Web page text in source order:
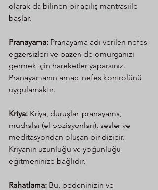
olarak da bilinen bir açılış mantrasıile
başlar.
Pranayama: Pranayama adı verilen nefes
egzersizleri ve bazen de omurganızı
germek için hareketler yaparsınız.
Pranayamanın amacı nefes kontrolünü
uygulamaktır.
Kriya: Kriya, duruşlar, pranayama,
mudralar (el pozisyonları), sesler ve
meditasyondan oluşan bir dizidir.
Kriyanın uzunluğu ve yoğunluğu
eğitmeninize bağlıdır.
Rahatlama: Bu, bedeninizin ve